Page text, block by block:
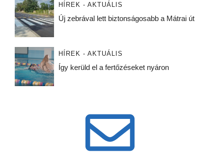
HÍREK - AKTUÁLIS
Új zebrával lett biztonságosabb a Mátrai út
HÍREK - AKTUÁLIS
Így kerüld el a fertőzéseket nyáron